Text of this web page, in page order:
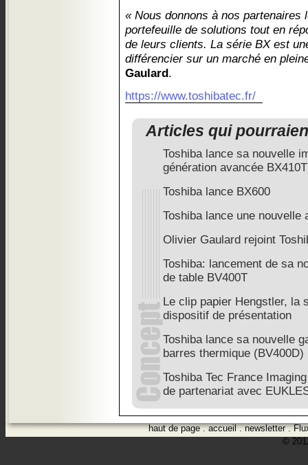
« Nous donnons à nos partenaires
portefeuille de solutions tout en
de leurs clients. La série BX est
différencier sur un marché en
Gaulard.
https://www.toshibatec.fr/
Articles qui
Toshiba lance sa nouvelle
génération avancée BX410T
Toshiba lance BX600
Toshiba lance une nouvelle
Olivier Gaulard rejoint
Toshiba: lancement de sa
de table BV400T
Le clip papier Hengstler, la
dispositif de présentation
Toshiba lance sa nouvelle
barres thermique (BV400D)
Toshiba Tec France
de partenariat avec
haut de page.accueil.newsletter.
©